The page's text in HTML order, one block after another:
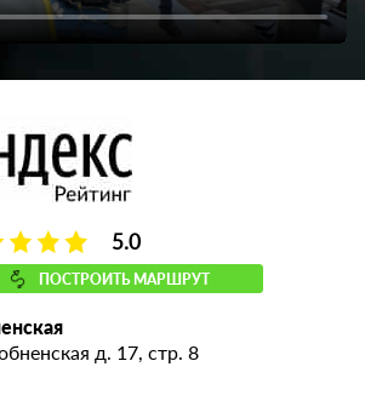
5.0
ПОСТРОИТЬ МАРШРУТ
д. 17, стр. 8